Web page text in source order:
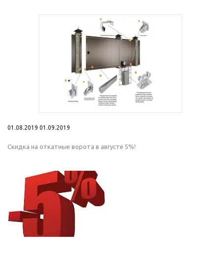
01.08.2019 01.09.2019
Скидка на откатные ворота в августе 5%!